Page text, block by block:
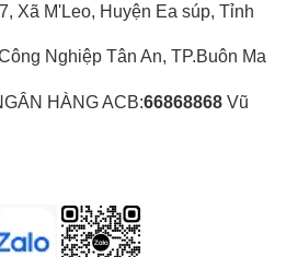
Xã M'Leo, Huyện Ea súp, Tỉnh
Nghiệp Tân An, TP.Buôn Ma
HÀNG ACB:66868868Vũ